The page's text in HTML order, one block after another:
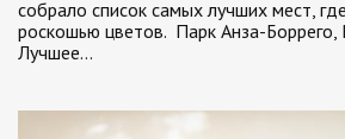
собрало список самых лучших мест,
роскошью цветов. Парк Анза-Боррего,
Лучшее…